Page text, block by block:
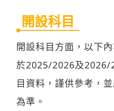
開設科目
開設科目方面，以下
於2025/2026及2026/
目資料，謹供參考，
為準。